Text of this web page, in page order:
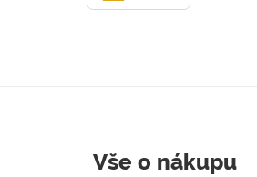
Vše o nákupu